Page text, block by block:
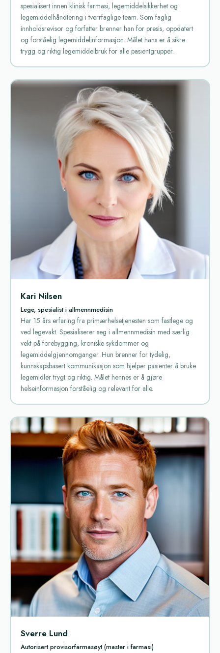
spesialisert innen klinisk farmasi, legemiddelsikkerhet og
legemiddelhåndtering i tverrfaglige team. Som faglig
innholdsrevisor og forfatter brenner han for presis, oppdatert
og forståelig legemiddelinformasjon. Målet hans er å sikre
trygg og riktig legemiddelbruk for alle pasientgrupper.
Kari Nilsen
Lege, spesialist i allmennmedisin
Har 15 års erfaring fra primærhelsetjenesten som fastlege og
ved legevakt. Spesialiserer seg i allmennmedisin med særlig
vekt på forebygging, kroniske sykdommer og
legemiddelgjennomganger. Hun brenner for tydelig,
kunnskapsbasert kommunikasjon som hjelper pasienter å bruke
legemidler trygt og riktig. Målet hennes er å gjøre
helseinformasjon forståelig og relevant for alle.
Sverre Lund
Autorisert provisorfarmasøyt (master i farmasi)